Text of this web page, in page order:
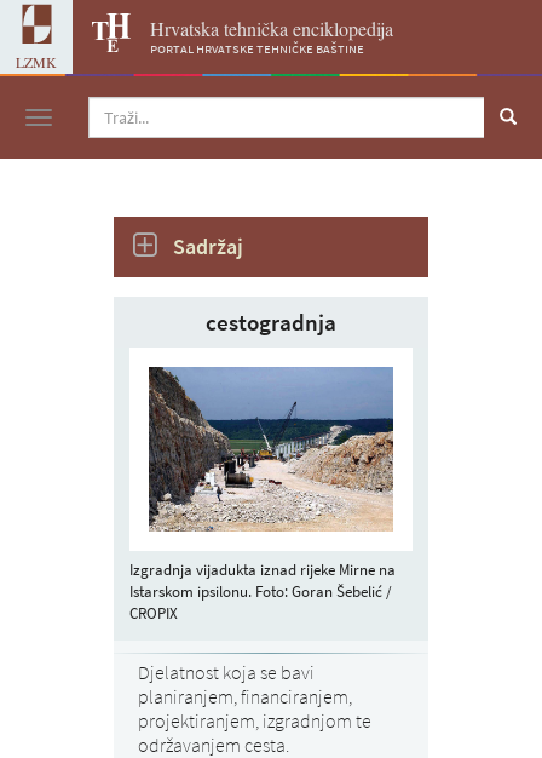
LZMK
Hrvatska tehnička enciklopedija
portal hrvatske tehničke baštine
Navigacija
Sadržaj
cestogradnja
Izgradnja vijadukta iznad rijeke Mirne na
Istarskom ipsilonu. Foto: Goran Šebelić /
CROPIX
Djelatnost koja se bavi
planiranjem, financiranjem,
projektiranjem, izgradnjom te
održavanjem cesta.